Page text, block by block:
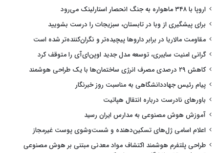
اروپا با ۳۴۸ ماهواره به جنگ انحصار استارلینک می‌رود
برای پیشگیری از وبا در تابستان، سبزیجات را درست بشویید
مقاومت مالاریا در برابر داروها پیچیده‌تر و نگران‌کننده‌تر شده است
گرانی امنیت سایبری، توسعه مدل جدید اوپن‌ای‌آی را متوقف کرد
کاهش ۲۹ درصدی مصرف انرژی ساختمان‌ها با یک طراحی هوشمند
پیام رئیس جهاددانشگاهی به مناسبت روز خبرنگار
باورهای نادرست درباره انتقال هپاتیت
آموزش هوش مصنوعی به مدارس ایران رسید
اعلام اسامی ژل‌های تسکین‌دهنده و شست‌وشوی پوست غیرمجاز
طراحی پلتفرم هوشمند اکتشاف مواد معدنی مبتنی بر هوش مصنوعی